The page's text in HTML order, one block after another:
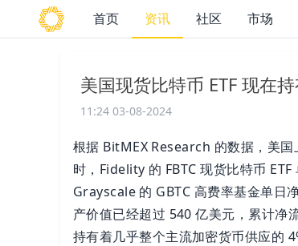
首页 资讯 社区 市场
美国现货比特币 ETF 现在
11:24 03-08-2024
根据 BitMEX Research 的数据，美
时，Fidelity 的 FBTC 现货比特币
Grayscale 的 GBTC 高费率基金单日
产价值已经超过 540 亿美元，累计净
持有着几乎整个主流加密货币供应的